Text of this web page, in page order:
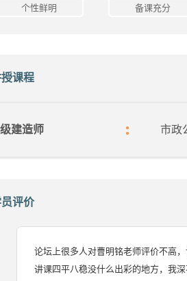
个性鲜明 备课充分
课程
建造师 市政
评价
论坛上很多人对曹明铭老师评价不高，认为
讲课四平八稳没什么出彩的地方，我深不以